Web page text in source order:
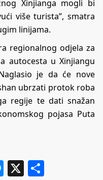
Xinjianga mogli bi
više turista”, smatra
linijama.
regionalnog odjela za
autocesta u Xinjiangu
je da će nove
ubrzati protok roba
regije te dati snažan
pojasa Puta
Messenger
X